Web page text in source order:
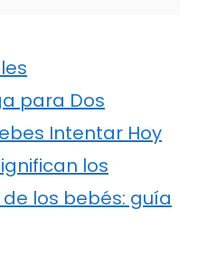
para Dos
Intentar Hoy
los
los bebés: guía